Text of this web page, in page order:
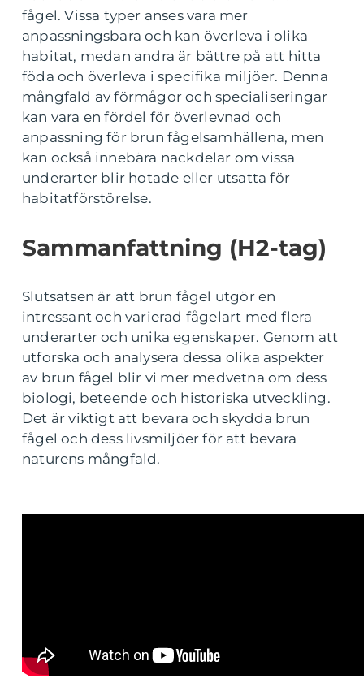
fågel. Vissa typer anses vara mer
anpassningsbara och kan överleva i olika
habitat, medan andra är bättre på att hitta
föda och överleva i specifika miljöer. Denna
mångfald av förmågor och specialiseringar
kan vara en fördel för överlevnad och
anpassning för brun fågelsamhällena, men
kan också innebära nackdelar om vissa
underarter blir hotade eller utsatta för
habitatförstörelse.
Sammanfattning (H2-tag)
Slutsatsen är att brun fågel utgör en
intressant och varierad fågelart med flera
underarter och unika egenskaper. Genom att
utforska och analysera dessa olika aspekter
av brun fågel blir vi mer medvetna om dess
biologi, beteende och historiska utveckling.
Det är viktigt att bevara och skydda brun
fågel och dess livsmiljöer för att bevara
naturens mångfald.